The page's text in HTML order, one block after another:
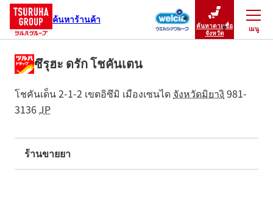
ค้นหาร้านค้า
ค้นหาตามชื่อ
จังหวัด
เมนู
ปิดเมนู
ซึรุฮะ ดรัก โชคันเตน
โชคันเด็น 2-1-2 เขตอิซึมิ เมืองเซนได จังหวัดมิยางิ 981-
3136JP
ร้านขายยา